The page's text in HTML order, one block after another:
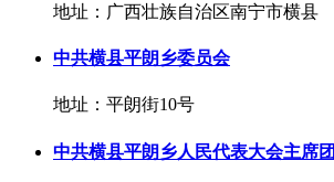
地址：广西壮族自治区南宁市横县
中共横县平朗乡委员会
地址：平朗街10号
中共横县平朗乡人民代表大会主席团